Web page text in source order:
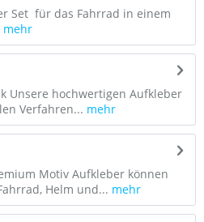
Set für das Fahrrad in einem
mehr
Unsere hochwertigen Aufkleber
Verfahren... mehr
Motiv Aufkleber können
Helm und... mehr